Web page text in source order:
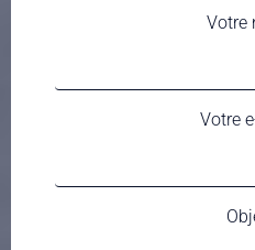
Votre
Votre